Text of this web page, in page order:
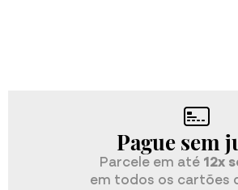
Pague sem
Parcele em até 12x
em todos os cartões